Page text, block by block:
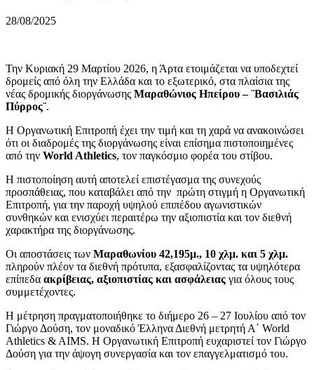
28/08/2025
Την Κυριακή 29 Μαρτίου 2026, η Άρτα ετοιμάζεται να υποδεχτεί
δρομείς από όλη την Ελλάδα και το εξωτερικό, στα πλαίσια της
νέας δρομικής διοργάνωσης Μαραθώνιος Ηπείρου – ¨Βασιλιάς
Πύρρος¨.
Η Οργανωτική Επιτροπή έχει την τιμή και τη χαρά να ανακοινώσει
ότι οι διαδρομές της διοργάνωσης είναι επίσημα πιστοποιημένες
από την World Athletics, τον παγκόσμιο φορέα του στίβου.
Η πιστοποίηση αυτή αποτελεί επιστέγασμα της συνεχούς
προσπάθειας, που καταβάλει από την πρώτη στιγμή η Οργανωτική
Επιτροπή, για την παροχή υψηλού επιπέδου αγωνιστικών
συνθηκών και ενισχύει περαιτέρω την αξιοπιστία και τον διεθνή
χαρακτήρα της διοργάνωσης.
Οι αποστάσεις των Μαραθωνίου 42,195μ., 10 χλμ. και 5 χλμ.
πληρούν πλέον τα διεθνή πρότυπα, εξασφαλίζοντας τα υψηλότερα
επίπεδα ακρίβειας, αξιοπιστίας και ασφάλειας για όλους τους
συμμετέχοντες.
Η μέτρηση πραγματοποιήθηκε το διήμερο 26 – 27 Ιουλίου από τον
Γιώργο Δούση, τον μοναδικό Έλληνα Διεθνή μετρητή Α΄ World
Athletics & AIMS. Η Οργανωτική Επιτροπή ευχαριστεί τον Γιώργο
Δούση για την άψογη συνεργασία και τον επαγγελματισμό του.